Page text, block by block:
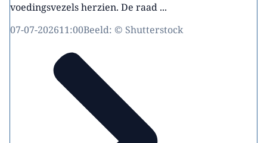
voedingsvezels herzien. De raad ...
07-07-202611:00Beeld: © Shutterstock